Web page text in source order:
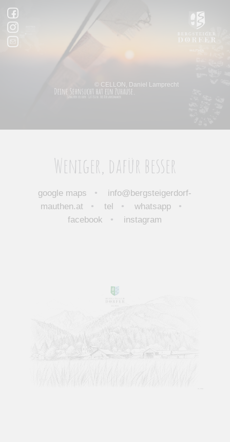
Weniger, dafür besser
google maps • info@bergsteigerdorf-
mauthen.at • tel • whatsapp•
facebook • instagram